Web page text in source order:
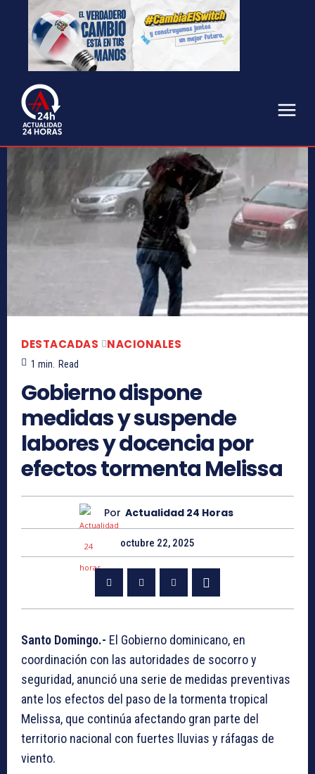
DESTACADAS NACIONALES
1 min. Read
Gobierno dispone
medidas y suspende
labores y docencia por
efectos tormenta Melissa
Por Actualidad 24 Horas
octubre 22, 2025
Santo Domingo.- El Gobierno dominicano, en
coordinación con las autoridades de socorro y
seguridad, anunció una serie de medidas preventivas
ante los efectos del paso de la tormenta tropical
Melissa, que continúa afectando gran parte del
territorio nacional con fuertes lluvias y ráfagas de
viento.